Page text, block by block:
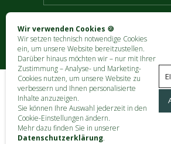
Wir verwenden Cookies 🍪
Wir setzen technisch notwendige Cookies
ein, um unsere Website bereitzustellen.
Darüber hinaus möchten wir – nur mit Ihrer
Zustimmung – Analyse- und Marketing-
Cookies nutzen, um unsere Website zu
verbessern und Ihnen personalisierte
Inhalte anzuzeigen.
Sie können Ihre Auswahl jederzeit in den
Cookie-Einstellungen ändern.
Mehr dazu finden Sie in unserer
Datenschutzerklärung.
KONTAKT
INFORMATIONEN